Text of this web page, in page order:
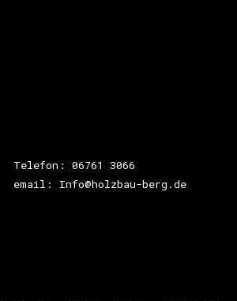
Telefon: 06761 3066
email: Info@holzbau-berg.de